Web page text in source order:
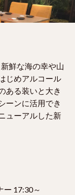
鮮な海の幸や山
じめアルコール
ある装いと大き
ーンに活用でき
ューアルした新
ー 17:30～